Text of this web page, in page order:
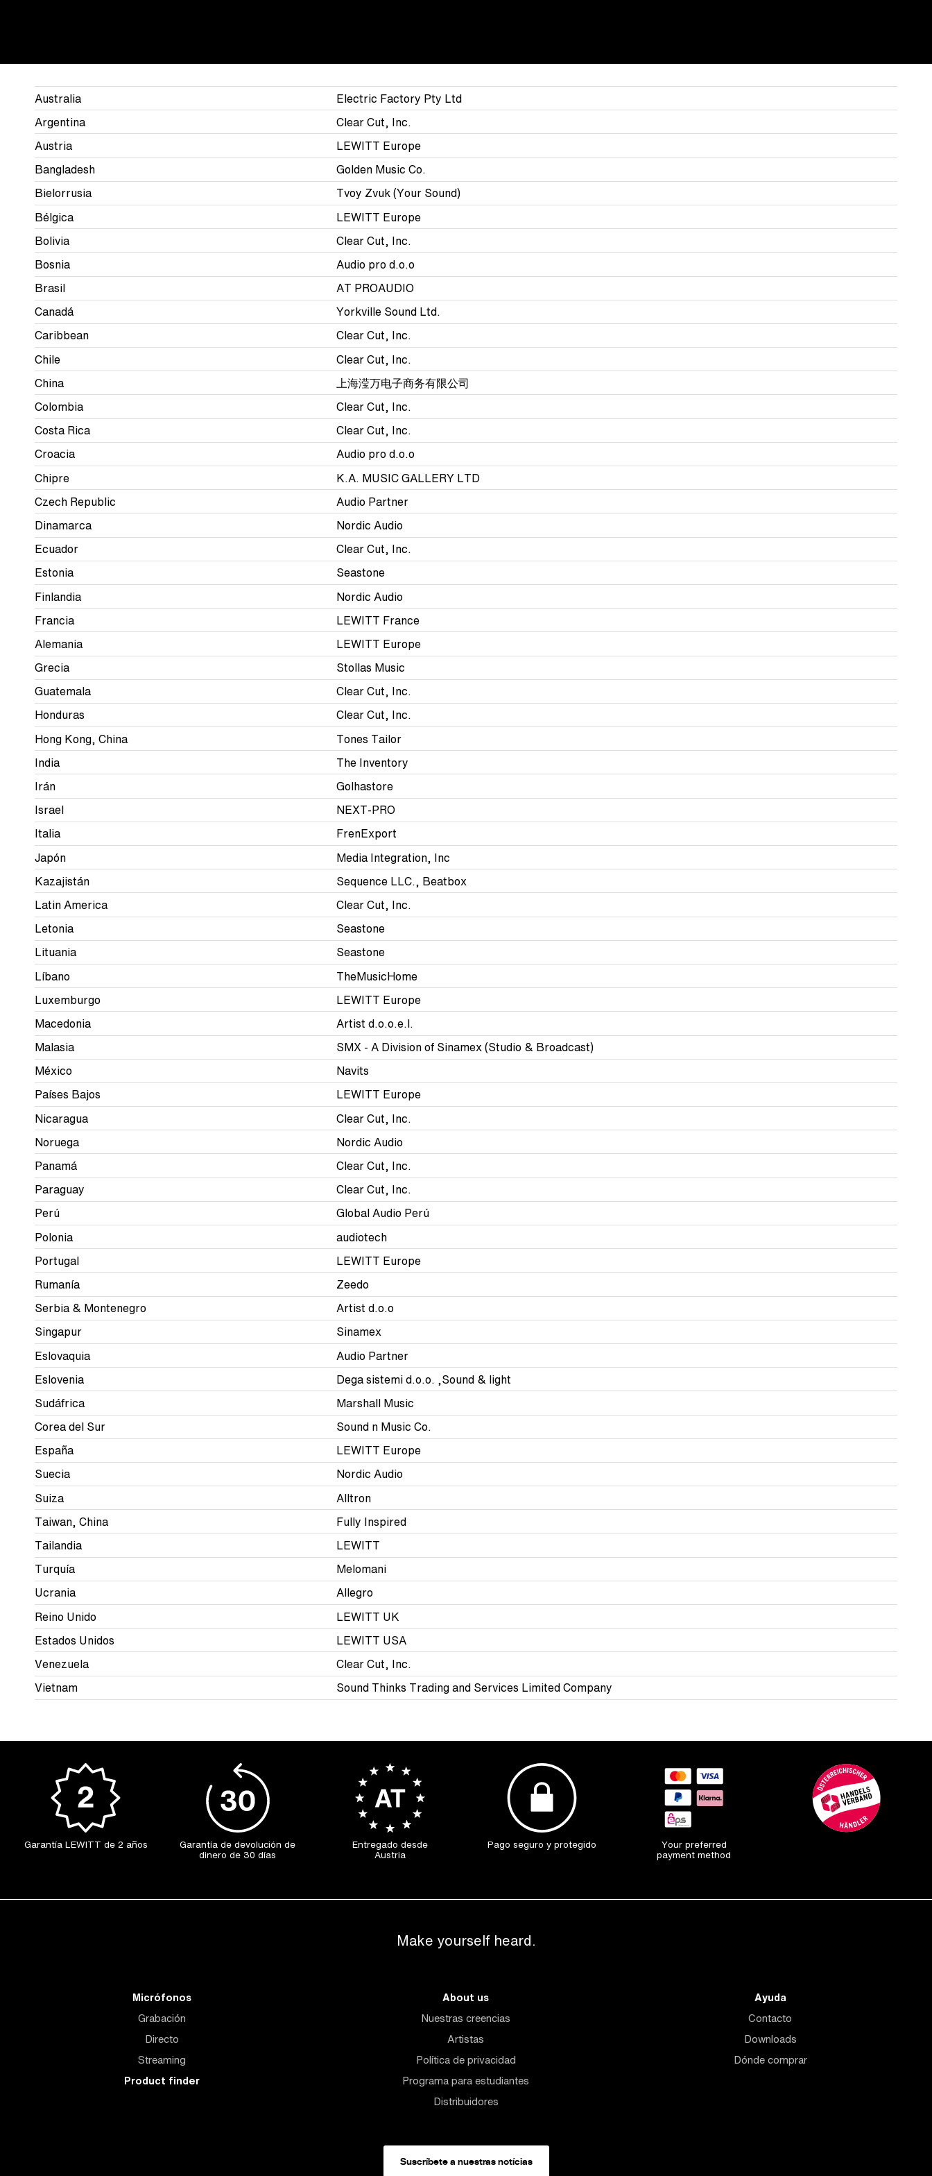
Australia
Electric Factory Pty Ltd
Argentina
Clear Cut, Inc.
Austria
LEWITT Europe
Bangladesh
Golden Music Co.
Bielorrusia
Tvoy Zvuk (Your Sound)
Bélgica
LEWITT Europe
Bolivia
Clear Cut, Inc.
Bosnia
Audio pro d.o.o
Brasil
AT PROAUDIO
Canadá
Yorkville Sound Ltd.
Caribbean
Clear Cut, Inc.
Chile
Clear Cut, Inc.
China
上海滢万电子商务有限公司
Colombia
Clear Cut, Inc.
Costa Rica
Clear Cut, Inc.
Croacia
Audio pro d.o.o
Chipre
K.A. MUSIC GALLERY LTD
Czech Republic
Audio Partner
Dinamarca
Nordic Audio
Ecuador
Clear Cut, Inc.
Estonia
Seastone
Finlandia
Nordic Audio
Francia
LEWITT France
Alemania
LEWITT Europe
Grecia
Stollas Music
Guatemala
Clear Cut, Inc.
Honduras
Clear Cut, Inc.
Hong Kong, China
Tones Tailor
India
The Inventory
Irán
Golhastore
Israel
NEXT-PRO
Italia
FrenExport
Japón
Media Integration, Inc
Kazajistán
Sequence LLC., Beatbox
Latin America
Clear Cut, Inc.
Letonia
Seastone
Lituania
Seastone
Líbano
TheMusicHome
Luxemburgo
LEWITT Europe
Macedonia
Artist d.o.o.e.l.
Malasia
SMX - A Division of Sinamex (Studio & Broadcast)
México
Navits
Países Bajos
LEWITT Europe
Nicaragua
Clear Cut, Inc.
Noruega
Nordic Audio
Panamá
Clear Cut, Inc.
Paraguay
Clear Cut, Inc.
Perú
Global Audio Perú
Polonia
audiotech
Portugal
LEWITT Europe
Rumanía
Zeedo
Serbia & Montenegro
Artist d.o.o
Singapur
Sinamex
Eslovaquia
Audio Partner
Eslovenia
Dega sistemi d.o.o. ,Sound & light
Sudáfrica
Marshall Music
Corea del Sur
Sound n Music Co.
España
LEWITT Europe
Suecia
Nordic Audio
Suiza
Alltron
Taiwan, China
Fully Inspired
Tailandia
LEWITT
Turquía
Melomani
Ucrania
Allegro
Reino Unido
LEWITT UK
Estados Unidos
LEWITT USA
Venezuela
Clear Cut, Inc.
Vietnam
Sound Thinks Trading and Services Limited Company
Garantía LEWITT de 2 años Garantía de devolución de
dinero de 30 días
Entregado desde
Austria
Pago seguro y protegido Your preferred
payment method
Make yourself heard.
Micrófonos
Grabación
Directo
Streaming
Product finder
About us
Nuestras creencias
Artistas
Política de privacidad
Programa para estudiantes
Distribuidores
Ayuda
Contacto
Downloads
Dónde comprar
Suscríbete a nuestras notícias